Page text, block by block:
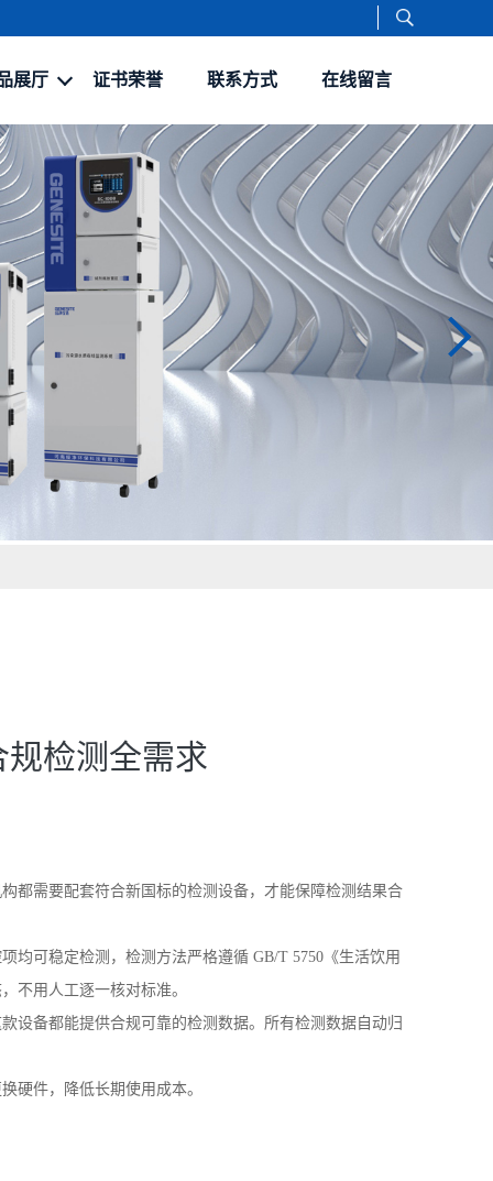
展厅 证书荣誉 联系方式 在线留言
规检测全需求
都需要配套符合新国标的检测设备，才能保障检测结果合
可稳定检测，检测方法严格遵循 GB/T 5750《生活饮用